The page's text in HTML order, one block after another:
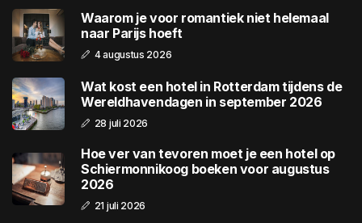
Waarom je voor romantiek niet helemaal
naar Parijs hoeft
4 augustus 2026
Wat kost een hotel in Rotterdam tijdens de
Wereldhavendagen in september 2026
28 juli 2026
Hoe ver van tevoren moet je een hotel op
Schiermonnikoog boeken voor augustus
2026
21 juli 2026